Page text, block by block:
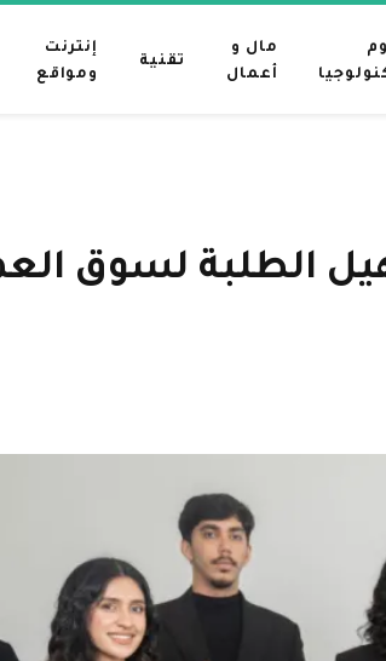
مال و
أعمال
تقنية
إنترنت
ومواقع
الطلبة لسوق